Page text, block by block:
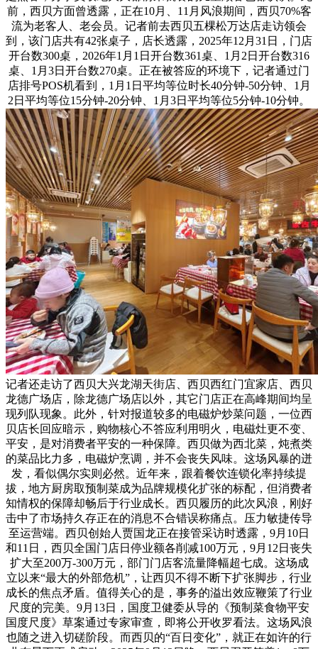
前，西贝方面曾透露，正在10月、11月风浪期间，西贝70%客
流为老客人、老会员。记者前去西贝五棵松万达店走访领会
到，该门店共有42张桌子，店长透露，2025年12月31日，门店
开台数300桌，2026年1月1日开台数361桌、1月2日开台数316
桌、1月3日开台数270桌。正在被答应的环境下，记者通过门
店排号POS机看到，1月1日平均等位时长40分钟-50分钟、1月
2日平均等位15分钟-20分钟、1月3日平均等位5分钟-10分钟。
记者还走访了西贝大兴龙湖天街店、西贝西红门宜家店、西贝
龙德广场店，除龙德广场店以外，其它门店正在高峰期间均呈
现列队现象。此外，针对报道较多的电磁炉炒菜问题，一位西
贝店长回应暗示，购物核心不答应利用明火，电磁灶更不变、
平安，是对消费者平安的一种保障。西贝做为西北菜，炖煮类
的菜品比力多，电磁炉烹调，并不会丧失风味。这场风暴的迸
发，看似偶尔实则必然。近年来，跟着餐饮连锁化率持续提
拔，地方厨房取预制菜成为品牌规模化扩张的标配，但消费者
知情权的保障却畅后于行业成长。西贝履历的此次风浪，刚好
击中了市场持久存正在的消息不合错误称痛点。压力敏捷传导
至运营端。西贝创始人贾国龙正在接管采访时透露，9月10日
和11日，西贝全国门店日停业额各削减100万元，9月12日丧失
扩大至200万-300万元，部门门店客流量降幅超七成。这场成
立以来“最大的外部危机”，让西贝不得不断下扩张脚步，行业
成长的焦点矛盾。值得关心的是，事务的溢出效应鞭策了行业
尺度的完美。9月13日，国度卫健委从导的《预制菜食物平安
国度尺度》草案通过专家审查，即将公开收罗看法。这场风浪
也随之进入切磋阶段。而西贝的“百日变化”，就正在如许的行